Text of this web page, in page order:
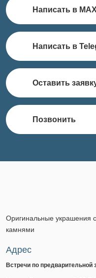
Написать в MAX
Написать в
Оставить
Позвонить
Оригинальные украшения
камнями
Адрес
Встречи по предварительной